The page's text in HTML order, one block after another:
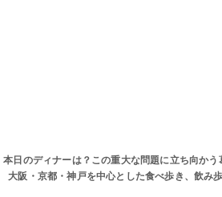
本日のディナーは？この重大な問題に立ち向かう
大阪・京都・神戸を中心とした食べ歩き、飲み歩